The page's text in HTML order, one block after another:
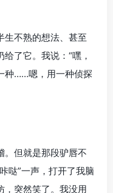
生不熟的想法、甚至
了它。我说：“嘿，
种……嗯，用一种侦探
。但就是那段驴唇不
哒”一声，打开了我脑
，突然笑了。我没用